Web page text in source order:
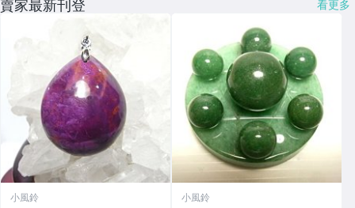
賣家最新刊登 看更多
小風鈴 小風鈴